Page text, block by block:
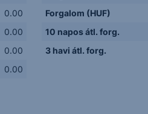
0.00
0.00
0.00
0.00
Forgalom (HUF)
10 napos átl. forg.
3 havi átl. forg.